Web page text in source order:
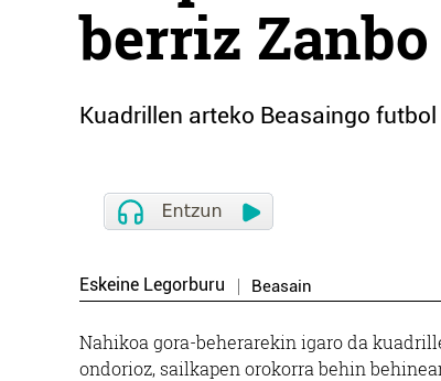
berriz
Kuadrillen arteko Beasaingo
Eskeine Legorburu Beasain
Nahikoa gora-beherarekin igaro da
ondorioz, sailkapen orokorra behin